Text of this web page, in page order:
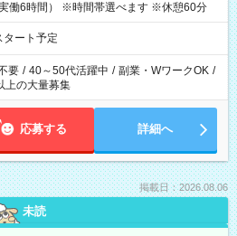
働6時間） ※時間帯選べます ※休憩60分
ート予定
要 / 40～50代活躍中 / 副業・WワークOK /
上の大量募集
応募する 詳細へ
掲載日：2026.08.06
未読